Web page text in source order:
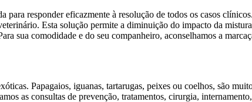
responder eficazmente à resolução de todos os casos
Esta solução permite a diminuição do impacto da
sua comodidade e do seu companheiro, aconselhamos a
Papagaios, iguanas, tartarugas, peixes ou coelhos, são
as consultas de prevenção, tratamentos, cirurgia,